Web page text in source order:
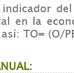
en la
TO= (O/